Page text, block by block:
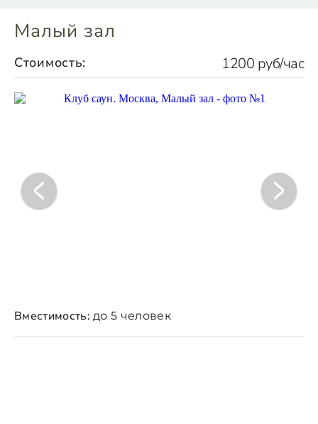
Малый зал
Стоимость: 1200 руб/час
Вместимость: до 5 человек